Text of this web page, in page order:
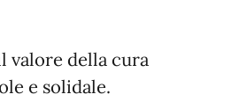
valore della cura
e solidale.